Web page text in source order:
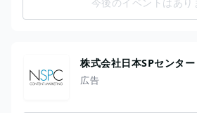
株式会社日本SPセンター
広告